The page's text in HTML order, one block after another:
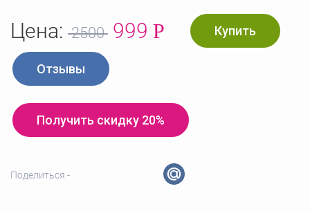
Цена: 2500 999 Р Купить
Отзывы
Получить скидку 20%
Поделиться -